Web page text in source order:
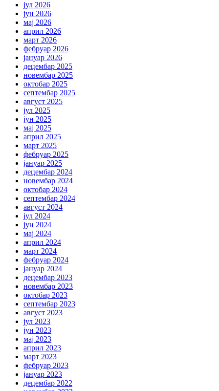
јул 2026
јун 2026
мај 2026
април 2026
март 2026
фебруар 2026
јануар 2026
децембар 2025
новембар 2025
октобар 2025
септембар 2025
август 2025
јул 2025
јун 2025
мај 2025
април 2025
март 2025
фебруар 2025
јануар 2025
децембар 2024
новембар 2024
октобар 2024
септембар 2024
август 2024
јул 2024
јун 2024
мај 2024
април 2024
март 2024
фебруар 2024
јануар 2024
децембар 2023
новембар 2023
октобар 2023
септембар 2023
август 2023
јул 2023
јун 2023
мај 2023
април 2023
март 2023
фебруар 2023
јануар 2023
децембар 2022